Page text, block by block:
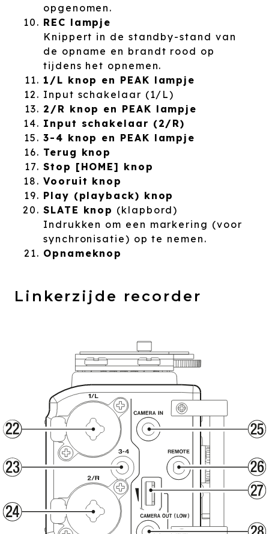
opgenomen.
REC lampje
Knippert in de standby-stand van
de opname en brandt rood op
tijdens het opnemen.
1/L knop en PEAK lampje
Input schakelaar (1/L)
2/R knop en PEAK lampje
Input schakelaar (2/R)
3-4 knop en PEAK lampje
Terug knop
Stop [HOME] knop
Vooruit knop
Play (playback) knop
SLATE knop (klapbord)
Indrukken om een markering (voor
synchronisatie) op te nemen.
Opnameknop
Linkerzijde recorder